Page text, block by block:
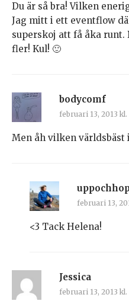
Du är så bra! Vilken
Jag mitt i ett eventflow
superskoj att få åka runt.
fler! Kul! 🙂
bodycomf
februari 13, 2013 kl.
Men åh vilken världsbäst
februari 13,
<3 Tack Helena!
Jessica
februari 13, 2013 kl.